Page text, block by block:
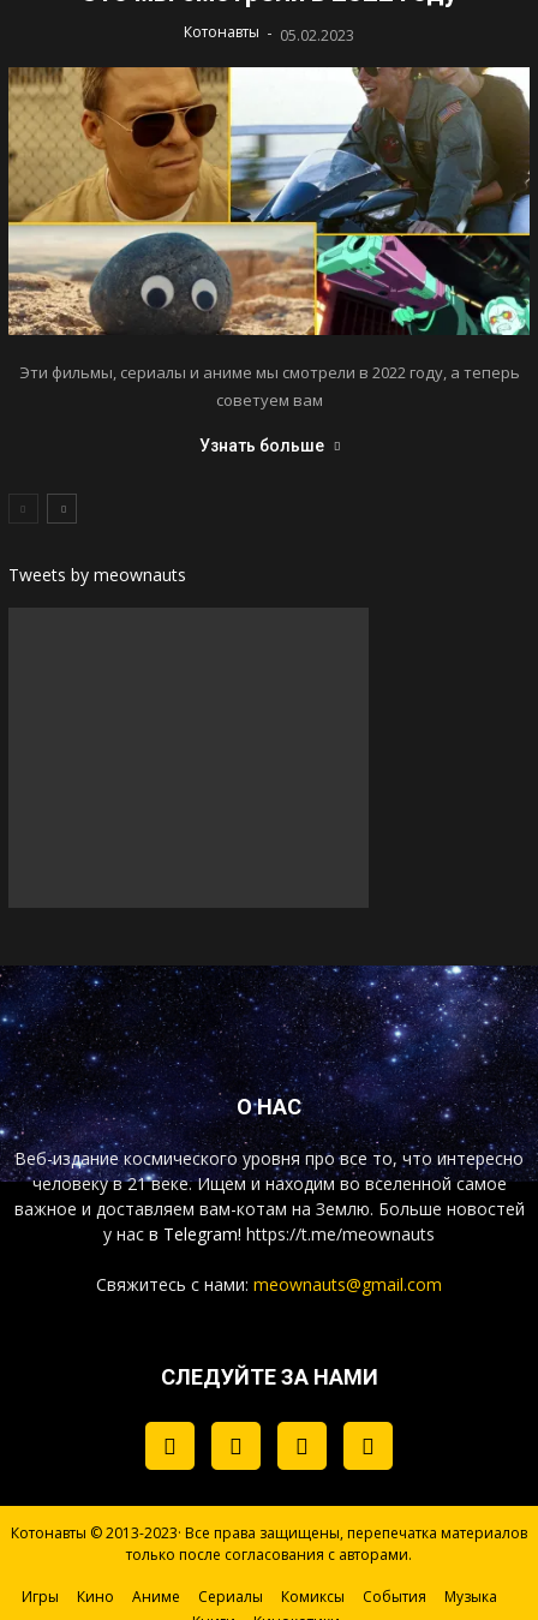
Котонавты - 05.02.2023
Эти фильмы, сериалы и аниме мы смотрели в 2022 году, а теперь
советуем вам
Узнать больше
Tweets by meownauts
О НАС
Веб-издание космического уровня про все то, что интересно
человеку в 21 веке. Ищем и находим во вселенной самое
важное и доставляем вам-котам на Землю. Больше новостей
у нас в Telegram! https://t.me/meownauts
Свяжитесь с нами: meownauts@gmail.com
СЛЕДУЙТЕ ЗА НАМИ
Котонавты © 2013-2023· Все права защищены, перепечатка материалов
только после согласования с авторами.
Игры Кино Аниме Сериалы Комиксы События
Музыка